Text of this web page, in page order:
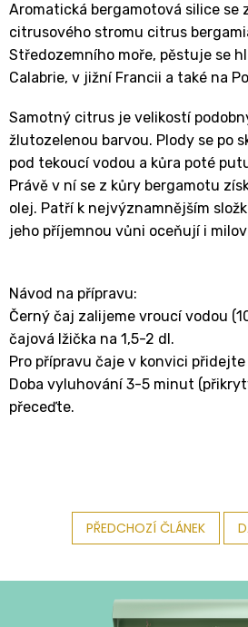
Aromatická bergamotová silice se
citrusového stromu citrus
Středozemního moře, pěstuje se
Calabrie, v jižní Francii a také na
Samotný citrus je velikostí
žlutozelenou barvou. Plody se po
pod tekoucí vodou a kůra poté
Právě v ní se z kůry bergamotu
olej. Patří k nejvýznamnějším
jeho příjemnou vůni oceňují i
Návod na přípravu:
Černý čaj zalijeme vroucí vodou
čajová lžička na 1,5-2 dl.
Pro přípravu čaje v konvici přidejte
Doba vyluhování 3-5 minut
přeceďte.
PŘEDCHOZÍ ČLÁNEK